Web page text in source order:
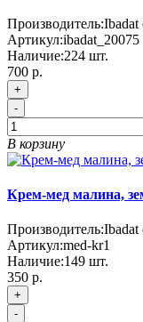
Производитель:Ibadat
Артикул:ibadat_20075
Наличие:224 шт.
700 р.
+
-
В корзину
Крем-мед малина,
Производитель:Ibadat
Артикул:med-kr1
Наличие:149 шт.
350 р.
+
-